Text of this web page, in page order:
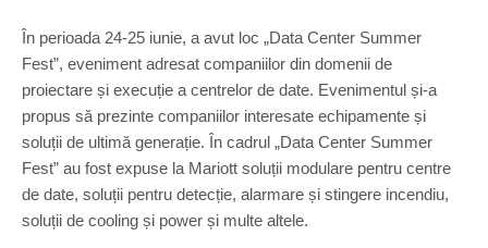
În perioada 24-25 iunie, a avut loc „Data Center Summer
Fest”, eveniment adresat companiilor din domenii de
proiectare și execuție a centrelor de date. Evenimentul și-a
propus să prezinte companiilor interesate echipamente și
soluții de ultimă generație. În cadrul „Data Center Summer
Fest” au fost expuse la Mariott soluții modulare pentru centre
de date, soluții pentru detecție, alarmare și stingere incendiu,
soluții de cooling și power și multe altele.